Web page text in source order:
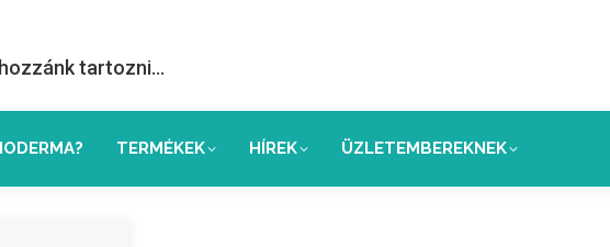
tartozni…
TERMÉKEK HÍREK ÜZLETEMBEREKNEK